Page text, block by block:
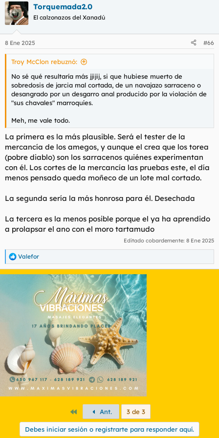
Torquemada2.0
El calzonazos del Xanadú
8 Ene 2025 #66
Troy McClon rebuznó:
No sé qué resultaría más jjijij, si que hubiese muerto de
sobredosis de jarcia mal cortada, de un navajazo sarraceno o
desangrado por un desgarro anal producido por la violación de
"sus chavales" marroquíes.
Meh, me vale todo.
La primera es la más plausible. Será el tester de la
mercancía de los amegos, y aunque el crea que los torea
(pobre diablo) son los sarracenos quiénes experimentan
con él. Los cortes de la mercancía las pruebas este, el día
menos pensado queda moñeco de un lote mal cortado.
La segunda sería la más honrosa para él. Desechada
La tercera es la menos posible porque el ya ha aprendido
a prolapsar el ano con el moro tartamudo
Editado cobardemente: 8 Ene 2025
R
e
a
Valefor
PrimeroAnt. 3 de 3
Debes iniciar sesión o registrarte para responder aquí.